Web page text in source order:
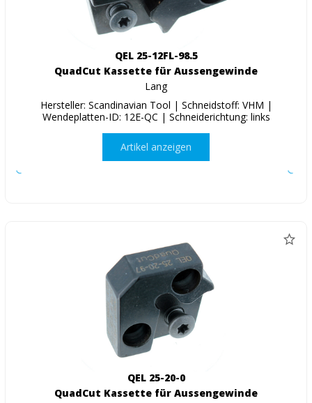
QEL 25-12FL-98.5
QuadCut Kassette für Aussengewinde
Lang
Hersteller: Scandinavian Tool | Schneidstoff: VHM |
Wendeplatten-ID: 12E-QC | Schneiderichtung: links
Artikel anzeigen
QEL 25-20-0
QuadCut Kassette für Aussengewinde